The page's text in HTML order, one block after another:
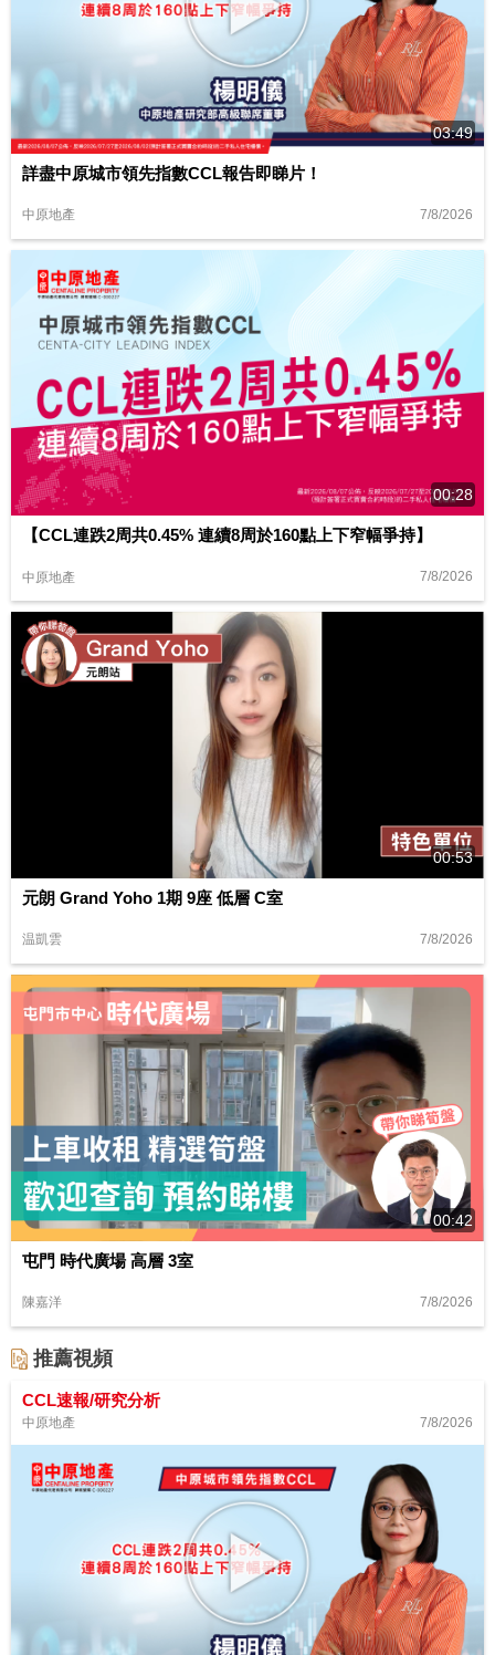
03:49
詳盡中原城市領先指數CCL報告即睇片！
中原地產 7/8/2026
00:28
【CCL連跌2周共0.45% 連續8周於160點上下窄幅爭持】
中原地產 7/8/2026
00:53
元朗 Grand Yoho 1期 9座 低層 C室
温凱雲 7/8/2026
00:42
屯門 時代廣場 高層 3室
陳嘉洋 7/8/2026
推薦視頻
CCL速報/研究分析
中原地產 7/8/2026